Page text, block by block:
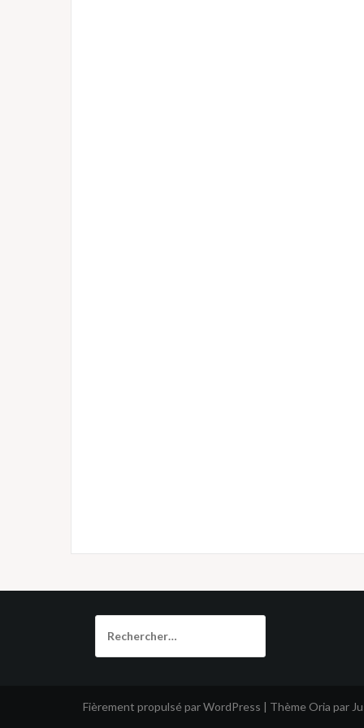
Fièrement propulsé par WordPress | Thème Oria par